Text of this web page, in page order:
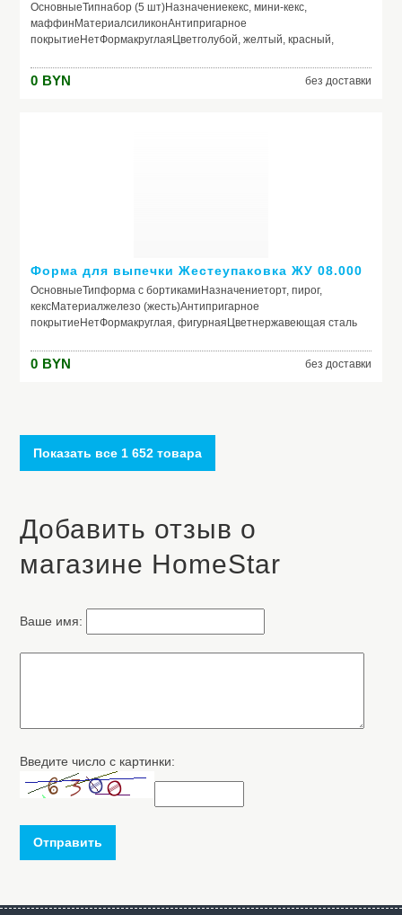
ОсновныеТипнабор (5 шт)Назначениекекс, мини-кекс,
маффинМатериалсиликонАнтипригарное
покрытиеНетФормакруглаяЦветголубой, желтый, красный,
крышкойНетРучкиНетРазъёмная конструкцияНетПригодность
для микроволновых печейДа (от -40С до +230С)Пригодность для
0 BYN без доставки
Форма для выпечки Жестеупаковка ЖУ 08.000
ОсновныеТипформа с бортикамиНазначениеторт, пирог,
кексМатериалжелезо (жесть)Антипригарное
покрытиеНетФормакруглая, фигурнаяЦветнержавеющая сталь
крышкойНетРучкиНетРазъёмная конструкцияНетПригодность
для микроволновых печейНетДлина16 см (16 верх, 13
0 BYN без доставки
Показать все 1 652 товара
Добавить отзыв о
магазине HomeStar
Ваше имя:
Введите число с картинки:
Отправить